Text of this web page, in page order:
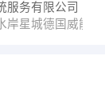
服务有限公司
岸星城德国威能门